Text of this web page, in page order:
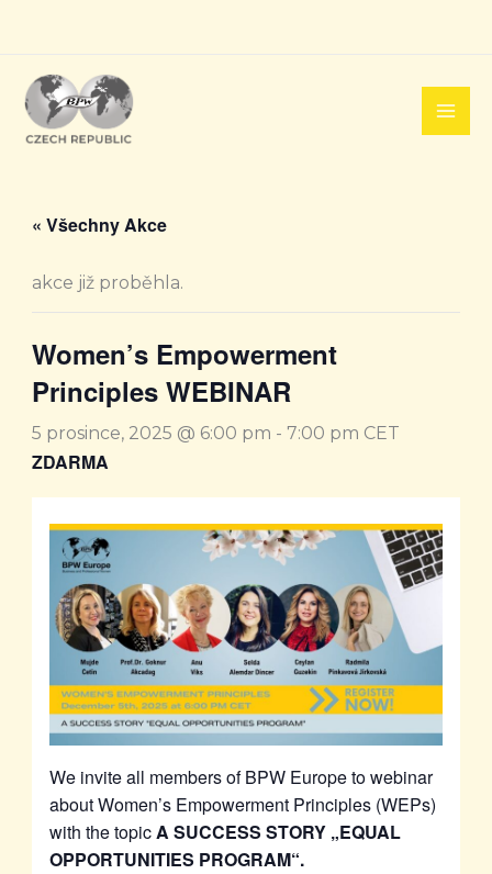
obsah
« Všechny Akce
akce již proběhla.
Women’s Empowerment
Principles WEBINAR
5 prosince, 2025 @ 6:00 pm - 7:00 pm CET
ZDARMA
We invite all members of BPW Europe to webinar
about Women’s Empowerment Principles (WEPs)
with the topicA SUCCESS STORY „EQUAL
OPPORTUNITIES PROGRAM“.